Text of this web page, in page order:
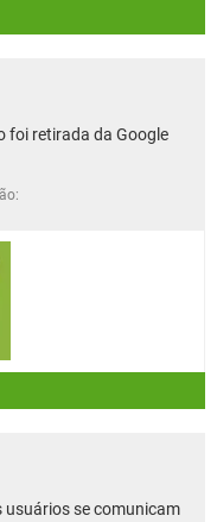
foi retirada da Google
usuários se comunicam